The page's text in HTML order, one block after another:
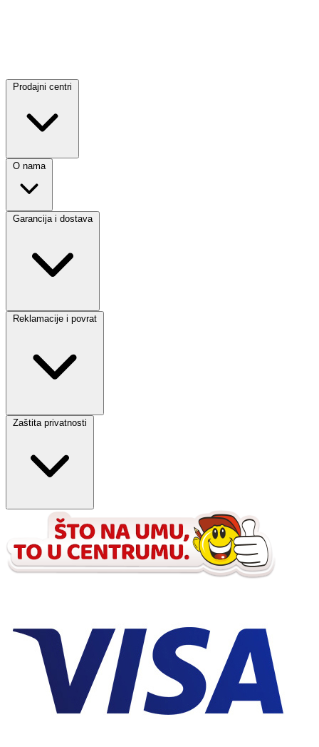
Prodajni centri
O nama
Garancija i dostava
Reklamacije i povrat
Zaštita privatnosti